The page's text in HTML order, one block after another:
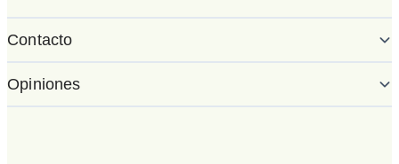
Contacto
Opiniones